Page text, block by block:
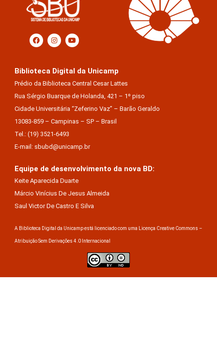
Biblioteca Digital da Unicamp
Prédio da Biblioteca Central Cesar Lattes
Rua Sérgio Buarque de Holanda, 421 – 1º piso
Cidade Universitária “Zeferino Vaz” – Barão Geraldo
13083-859 – Campinas – SP – Brasil
Tel.: (19) 3521-6493
E-mail: sbubd@unicamp.br
Equipe de desenvolvimento da nova BD:
Keite Aparecida Duarte
Márcio Vinícius De Jesus Almeida
Saul Victor De Castro E Silva
A Biblioteca Digital da Unicamp está licenciado com uma Licença Creative Commons –
Atribuição Sem Derivações 4.0 Internacional